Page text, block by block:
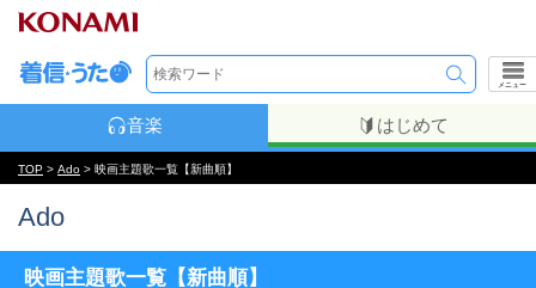
メニュー
音楽 はじめて
TOP > Ado > 映画主題歌一覧【新曲順】
Ado
映画主題歌一覧【新曲順】